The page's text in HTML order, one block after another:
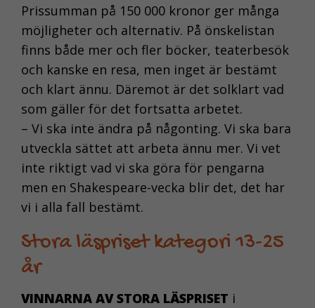
Prissumman på 150 000 kronor ger många
möjligheter och alternativ. På önskelistan
finns både mer och fler böcker, teaterbesök
och kanske en resa, men inget är bestämt
och klart ännu. Däremot är det solklart vad
som gäller för det fortsatta arbetet.
– Vi ska inte ändra på någonting. Vi ska bara
utveckla sättet att arbeta ännu mer. Vi vet
inte riktigt vad vi ska göra för pengarna
men en Shakespeare-vecka blir det, det har
vi i alla fall bestämt.
Stora läspriset kategori 13-25
år
VINNARNA AV STORA LÄSPRISET i